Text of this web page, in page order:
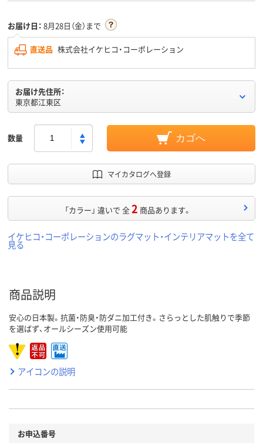
お届け日： 8月28日（金）まで
直送品 株式会社イケヒコ・コーポレーション
お届け先住所：
東京都江東区
数量 カゴへ
マイカタログへ登録
「カラー」 違いで 全2 商品あります。
イケヒコ・コーポレーションのラグマット・インテリアマットを全て
見る
商品説明
安心の日本製。抗菌・防臭・防ダニ加工付き。さらっとした肌触りで季節
を選ばず、オールシーズン使用可能
アイコンの説明
お申込番号